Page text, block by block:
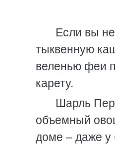
Если вы
тыквенную
веленью феи
карету.
Шарль
объемный
доме – даже у